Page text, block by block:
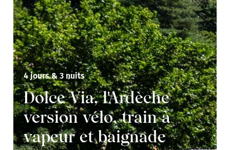
4 jours & 3 nuits
Dolce Via, l'Ardèche
version vélo, train à
vapeur et baignade